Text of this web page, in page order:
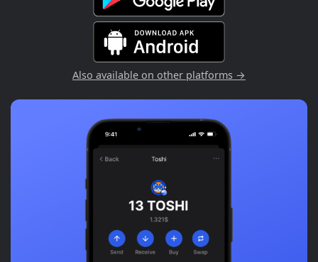
Also available on other platforms →